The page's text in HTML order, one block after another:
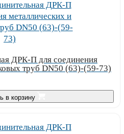
ДРК-П для соединения
труб DN50 (63)-(59-73)
в корзину